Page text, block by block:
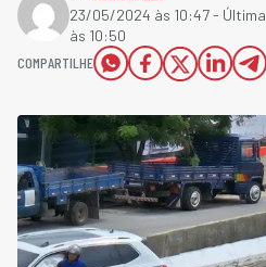
23/05/2024 às 10:47-
às 10:50
COMPARTILHE